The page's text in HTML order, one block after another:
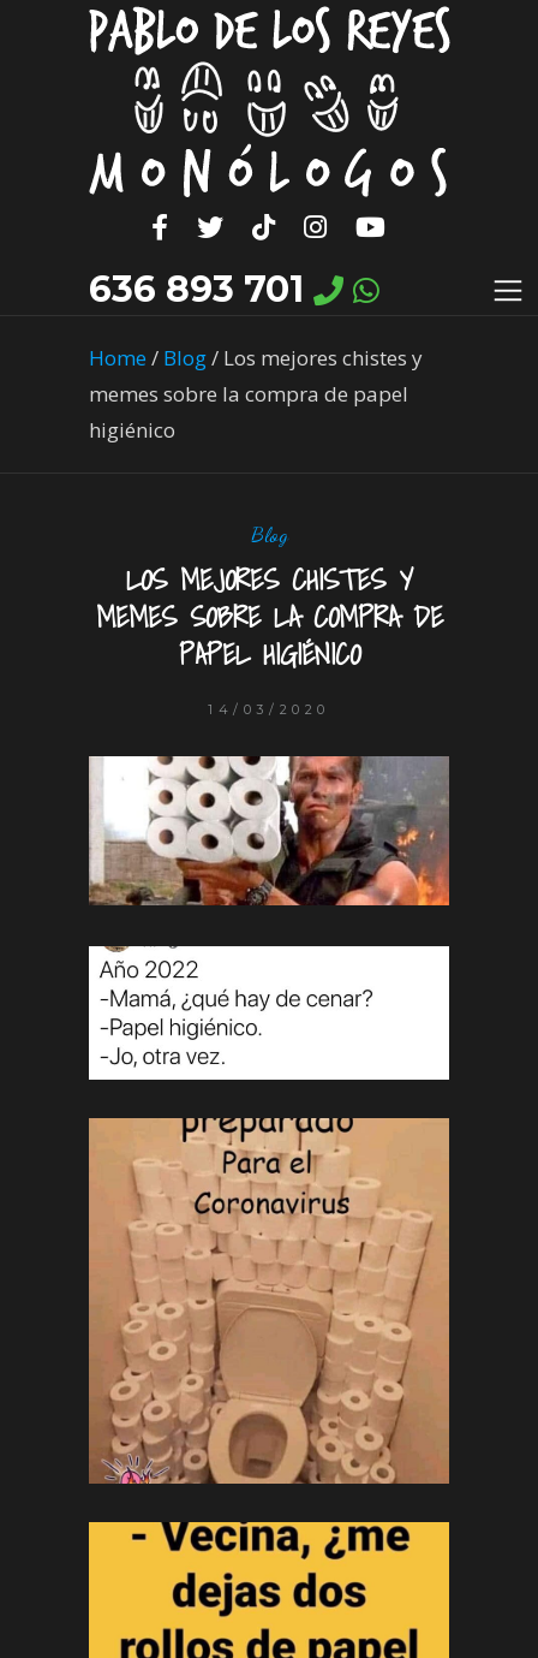
636 893 701
Home/ Blog/ Los mejores chistes y
memes sobre la compra de papel
higiénico
Blog
LOS MEJORES CHISTES Y
MEMES SOBRE LA COMPRA DE
PAPEL HIGIÉNICO
14/03/2020